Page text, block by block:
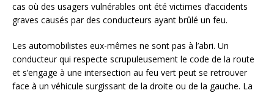
cas où des usagers vulnérables ont été victimes d’accidents
graves causés par des conducteurs ayant brûlé un feu.
Les automobilistes eux-mêmes ne sont pas à l’abri. Un
conducteur qui respecte scrupuleusement le code de la route
et s’engage à une intersection au feu vert peut se retrouver
face à un véhicule surgissant de la droite ou de la gauche. La